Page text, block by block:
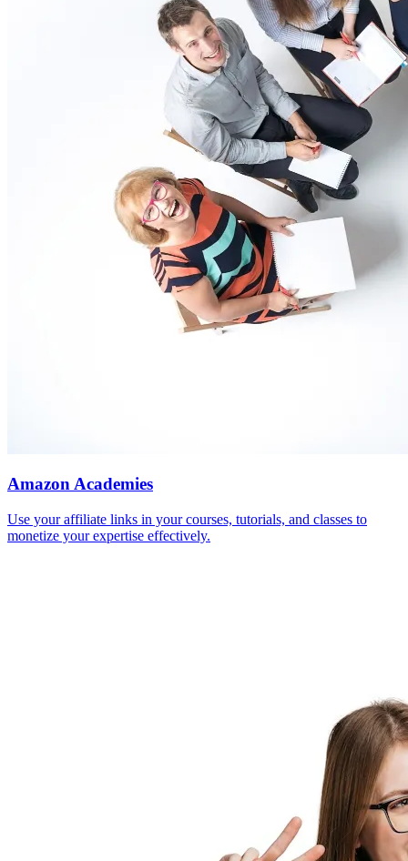
Amazon Academies
Use your affiliate links in your courses, tutorials, and classes to
monetize your expertise effectively.